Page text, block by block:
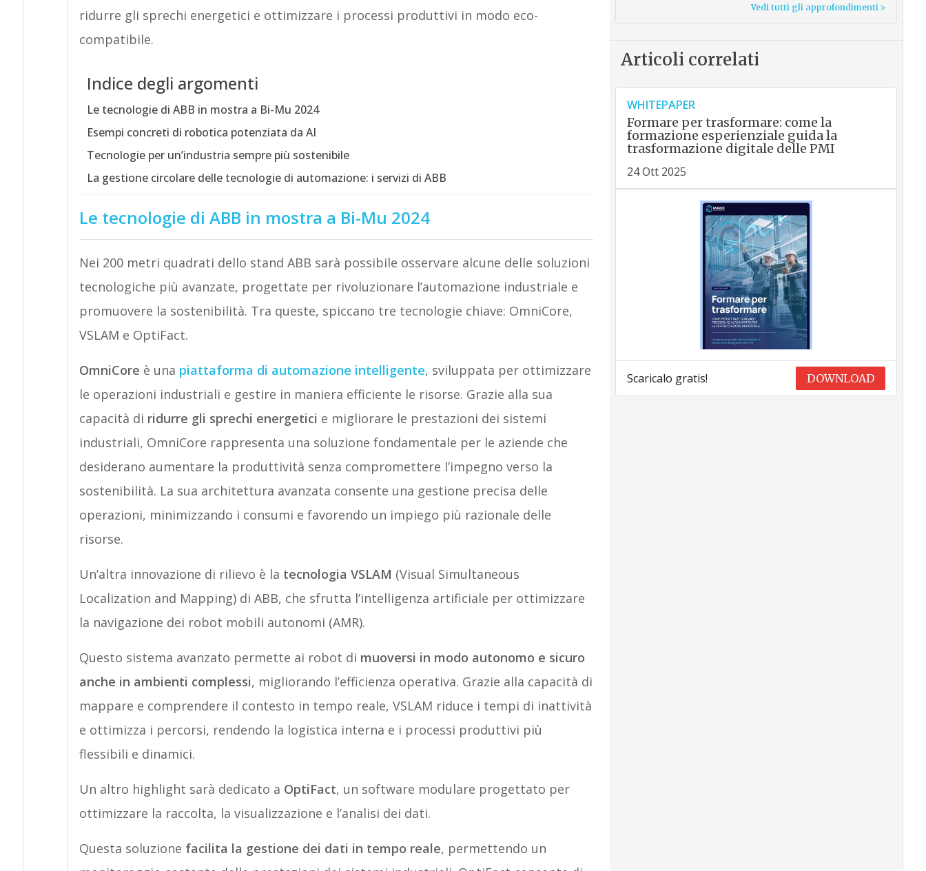
ridurre gli sprechi energetici e ottimizzare i processi produttivi in modo eco-
compatibile.
Indice degli argomenti
Le tecnologie di ABB in mostra a Bi-Mu 2024
Esempi concreti di robotica potenziata da AI
Tecnologie per un’industria sempre più sostenibile
La gestione circolare delle tecnologie di automazione: i servizi di ABB
Le tecnologie di ABB in mostra a Bi-Mu 2024
Nei 200 metri quadrati dello stand ABB sarà possibile osservare alcune delle soluzioni
tecnologiche più avanzate, progettate per rivoluzionare l’automazione industriale e
promuovere la sostenibilità. Tra queste, spiccano tre tecnologie chiave: OmniCore,
VSLAM e OptiFact.
OmniCore è una piattaforma di automazione intelligente, sviluppata per ottimizzare
le operazioni industriali e gestire in maniera efficiente le risorse. Grazie alla sua
capacità di ridurre gli sprechi energetici e migliorare le prestazioni dei sistemi
industriali, OmniCore rappresenta una soluzione fondamentale per le aziende che
desiderano aumentare la produttività senza compromettere l’impegno verso la
sostenibilità. La sua architettura avanzata consente una gestione precisa delle
operazioni, minimizzando i consumi e favorendo un impiego più razionale delle
risorse.
Un’altra innovazione di rilievo è la tecnologia VSLAM (Visual Simultaneous
Localization and Mapping) di ABB, che sfrutta l’intelligenza artificiale per ottimizzare
la navigazione dei robot mobili autonomi (AMR).
Questo sistema avanzato permette ai robot di muoversi in modo autonomo e sicuro
anche in ambienti complessi, migliorando l’efficienza operativa. Grazie alla capacità di
mappare e comprendere il contesto in tempo reale, VSLAM riduce i tempi di inattività
e ottimizza i percorsi, rendendo la logistica interna e i processi produttivi più
flessibili e dinamici.
Un altro highlight sarà dedicato a OptiFact, un software modulare progettato per
ottimizzare la raccolta, la visualizzazione e l’analisi dei dati.
Questa soluzione facilita la gestione dei dati in tempo reale, permettendo un
Vedi tutti gli approfondimenti >
Articoli correlati
WHITEPAPER
Formare per trasformare: come la
formazione esperienziale guida la
trasformazione digitale delle PMI
24 Ott 2025
Scaricalo gratis! DOWNLOAD